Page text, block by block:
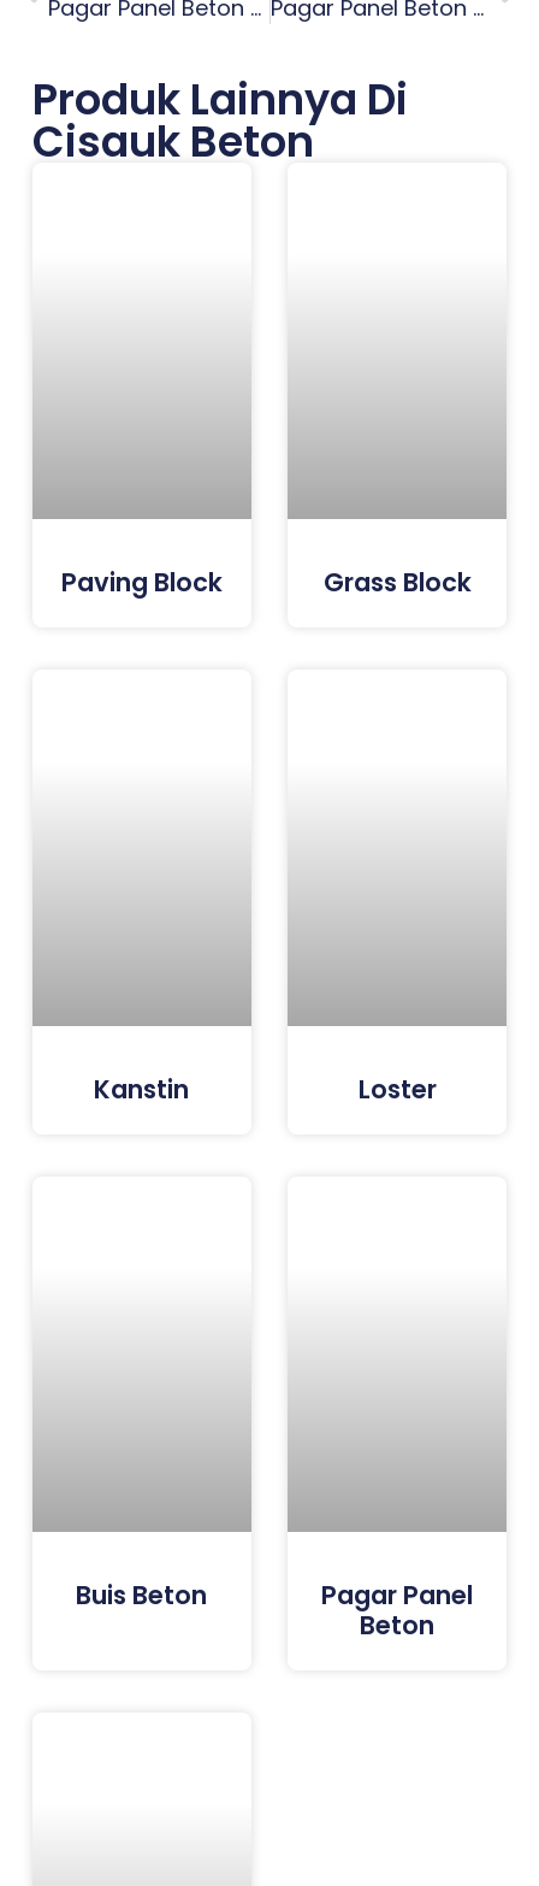
Pagar Panel Beton Terdekat Manggarai Jakarta
Pagar Panel Beton Terdekat Tebet Barat Jakarta
Produk Lainnya Di
Cisauk Beton
Paving Block Grass Block
Kanstin Loster
Buis Beton
Pagar Panel
Beton